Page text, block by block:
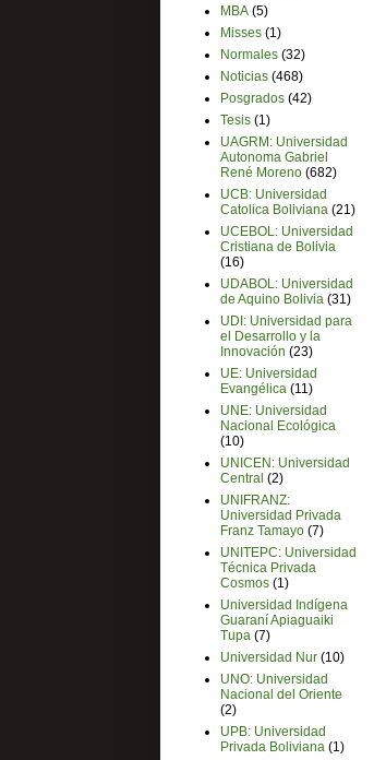
MBA (5)
Misses (1)
Normales (32)
Noticias (468)
Posgrados (42)
Tesis (1)
UAGRM: Universidad
Autonoma Gabriel
René Moreno (682)
UCB: Universidad
Catolica Boliviana (21)
UCEBOL: Universidad
Cristiana de Bolivia
(16)
UDABOL: Universidad
de Aquino Bolivia (31)
UDI: Universidad para
el Desarrollo y la
Innovación (23)
UE: Universidad
Evangélica (11)
UNE: Universidad
Nacional Ecológica
(10)
UNICEN: Universidad
Central (2)
UNIFRANZ:
Universidad Privada
Franz Tamayo (7)
UNITEPC: Universidad
Técnica Privada
Cosmos (1)
Universidad Indígena
Guaraní Apiaguaiki
Tupa (7)
Universidad Nur (10)
UNO: Universidad
Nacional del Oriente
(2)
UPB: Universidad
Privada Boliviana (1)